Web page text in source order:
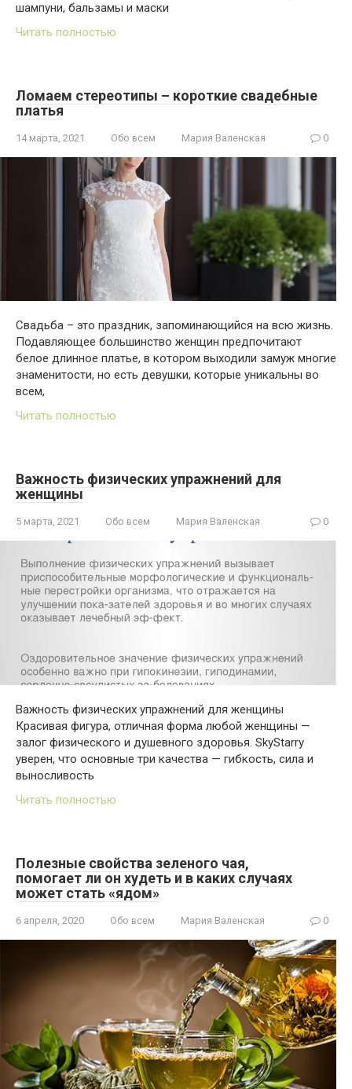
шампуни, бальзамы и маски
Читать полностью
Ломаем стереотипы – короткие свадебные
платья
14 марта, 2021 Обо всем Мария Валенская 0
Свадьба – это праздник, запоминающийся на всю жизнь.
Подавляющее большинство женщин предпочитают
белое длинное платье, в котором выходили замуж многие
знаменитости, но есть девушки, которые уникальны во
всем,
Читать полностью
Важность физических упражнений для
женщины
5 марта, 2021 Обо всем Мария Валенская 0
Важность физических упражнений для женщины
Красивая фигура, отличная форма любой женщины —
залог физического и душевного здоровья. SkyStarry
уверен, что основные три качества — гибкость, сила и
выносливость
Читать полностью
Полезные свойства зеленого чая,
помогает ли он худеть и в каких случаях
может стать «ядом»
6 апреля, 2020 Обо всем Мария Валенская 0